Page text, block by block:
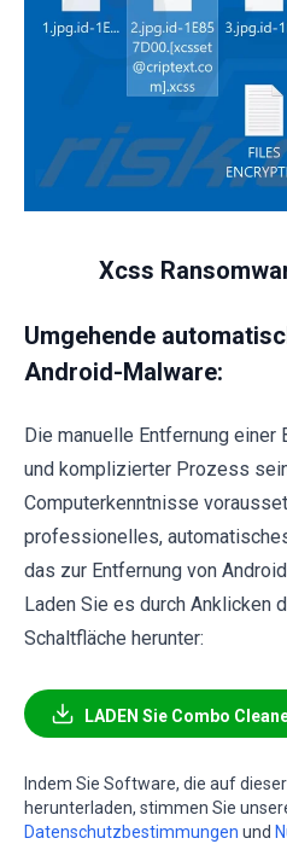
Xcss
Umgehende
Android-Malware:
Die manuelle Entfernung einer
und komplizierter Prozess
Computerkenntnisse
professionelles,
das zur Entfernung von
Laden Sie es durch Anklicken
Schaltfläche herunter:
LADEN Sie Combo
Indem Sie Software, die auf
herunterladen, stimmen Sie
Datenschutzbestimmungen und